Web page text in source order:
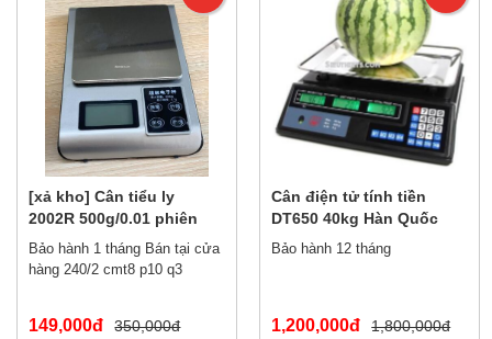
[xả kho] Cân tiểu ly
2002R 500g/0.01 phiên
bản tiếng trung
Bảo hành 1 tháng Bán tại cửa
hàng 240/2 cmt8 p10 q3
149,000đ 350,000đ
Cân điện tử tính tiền
DT650 40kg Hàn Quốc
Bảo hành 12 tháng
1,200,000đ 1,800,000đ